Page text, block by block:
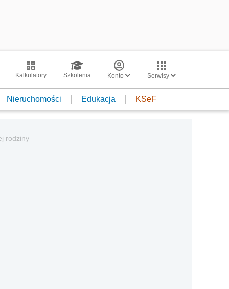
Kalkulatory Szkolenia Konto Serwisy
Nieruchomości Edukacja KSeF
rodziny